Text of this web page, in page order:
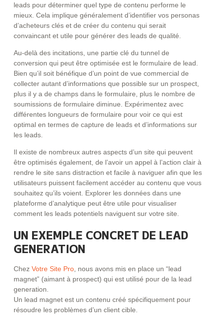
leads pour déterminer quel type de contenu performe le
mieux. Cela implique généralement d’identifier vos personas
d’acheteurs clés et de créer du contenu qui serait
convaincant et utile pour générer des leads de qualité.
Au-delà des incitations, une partie clé du tunnel de
conversion qui peut être optimisée est le formulaire de lead.
Bien qu’il soit bénéfique d’un point de vue commercial de
collecter autant d’informations que possible sur un prospect,
plus il y a de champs dans le formulaire, plus le nombre de
soumissions de formulaire diminue. Expérimentez avec
différentes longueurs de formulaire pour voir ce qui est
optimal en termes de capture de leads et d’informations sur
les leads.
Il existe de nombreux autres aspects d’un site qui peuvent
être optimisés également, de l’avoir un appel à l’action clair à
rendre le site sans distraction et facile à naviguer afin que les
utilisateurs puissent facilement accéder au contenu que vous
souhaitez qu’ils voient. Explorer les données dans une
plateforme d’analytique peut être utile pour visualiser
comment les leads potentiels naviguent sur votre site.
UN EXEMPLE CONCRET DE LEAD
GENERATION
Chez Votre Site Pro , nous avons mis en place un “lead
magnet” (aimant à prospect) qui est utilisé pour de la lead
generation.
Un lead magnet est un contenu créé spécifiquement pour
résoudre les problèmes d’un client cible.